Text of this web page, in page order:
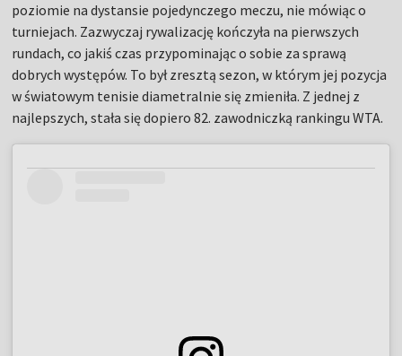
poziomie na dystansie pojedynczego meczu, nie mówiąc o
turniejach. Zazwyczaj rywalizację kończyła na pierwszych
rundach, co jakiś czas przypominając o sobie za sprawą
dobrych występów. To był zresztą sezon, w którym jej pozycja
w światowym tenisie diametralnie się zmieniła. Z jednej z
najlepszych, stała się dopiero 82. zawodniczką rankingu WTA.